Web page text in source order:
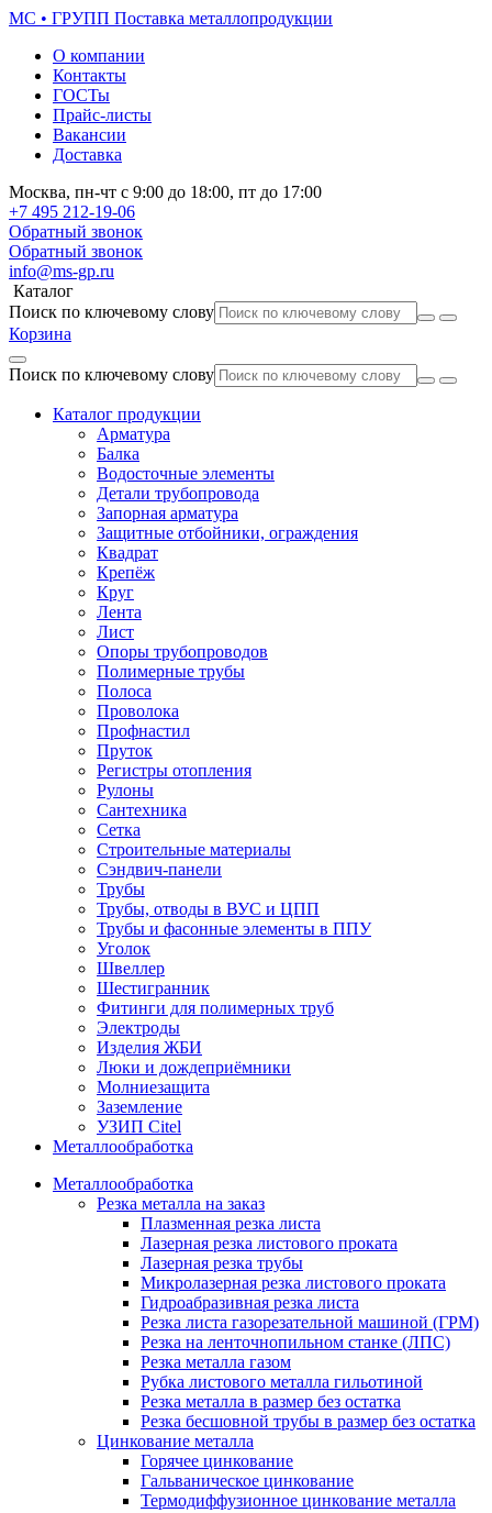
МС • ГРУПП Поставка металлопродукции
О компании
Контакты
ГОСТы
Прайс-листы
Вакансии
Доставка
Москва, пн-чт с 9:00 до 18:00, пт до 17:00
+7 495 212-19-06
Обратный звонок
Обратный звонок
info@ms-gp.ru
Каталог
Поиск по ключевому слову
Корзина
Поиск по ключевому слову
Каталог продукции
Арматура
Балка
Водосточные элементы
Детали трубопровода
Запорная арматура
Защитные отбойники, ограждения
Квадрат
Крепёж
Круг
Лента
Лист
Опоры трубопроводов
Полимерные трубы
Полоса
Проволока
Профнастил
Пруток
Регистры отопления
Рулоны
Сантехника
Сетка
Строительные материалы
Сэндвич-панели
Трубы
Трубы, отводы в ВУС и ЦПП
Трубы и фасонные элементы в ППУ
Уголок
Швеллер
Шестигранник
Фитинги для полимерных труб
Электроды
Изделия ЖБИ
Люки и дождеприёмники
Молниезащита
Заземление
УЗИП Citel
Металлообработка
Металлообработка
Резка металла на заказ
Плазменная резка листа
Лазерная резка листового проката
Лазерная резка трубы
Микролазерная резка листового проката
Гидроабразивная резка листа
Резка листа газорезательной машиной (ГРМ)
Резка на ленточнопильном станке (ЛПС)
Резка металла газом
Рубка листового металла гильотиной
Резка металла в размер без остатка
Резка бесшовной трубы в размер без остатка
Цинкование металла
Горячее цинкование
Гальваническое цинкование
Термодиффузионное цинкование металла